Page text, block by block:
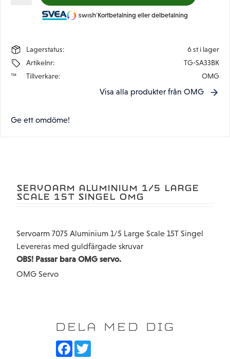
Kortbetalning eller delbetalning
Lagerstatus
6 st i lager
Artikelnr
TG-SA33BK
Tillverkare
OMG
Visa alla produkter från OMG
Ge ett omdöme!
SERVOARM ALUMINIUM 1/5 LARGE
SCALE 15T SINGEL OMG
Servoarm 7075 Aluminium 1/5 Large Scale 15T Singel
Levereras med guldfärgade skruvar
OBS! Passar bara OMG servo.
OMG Servo
DELA MED DIG
F
T